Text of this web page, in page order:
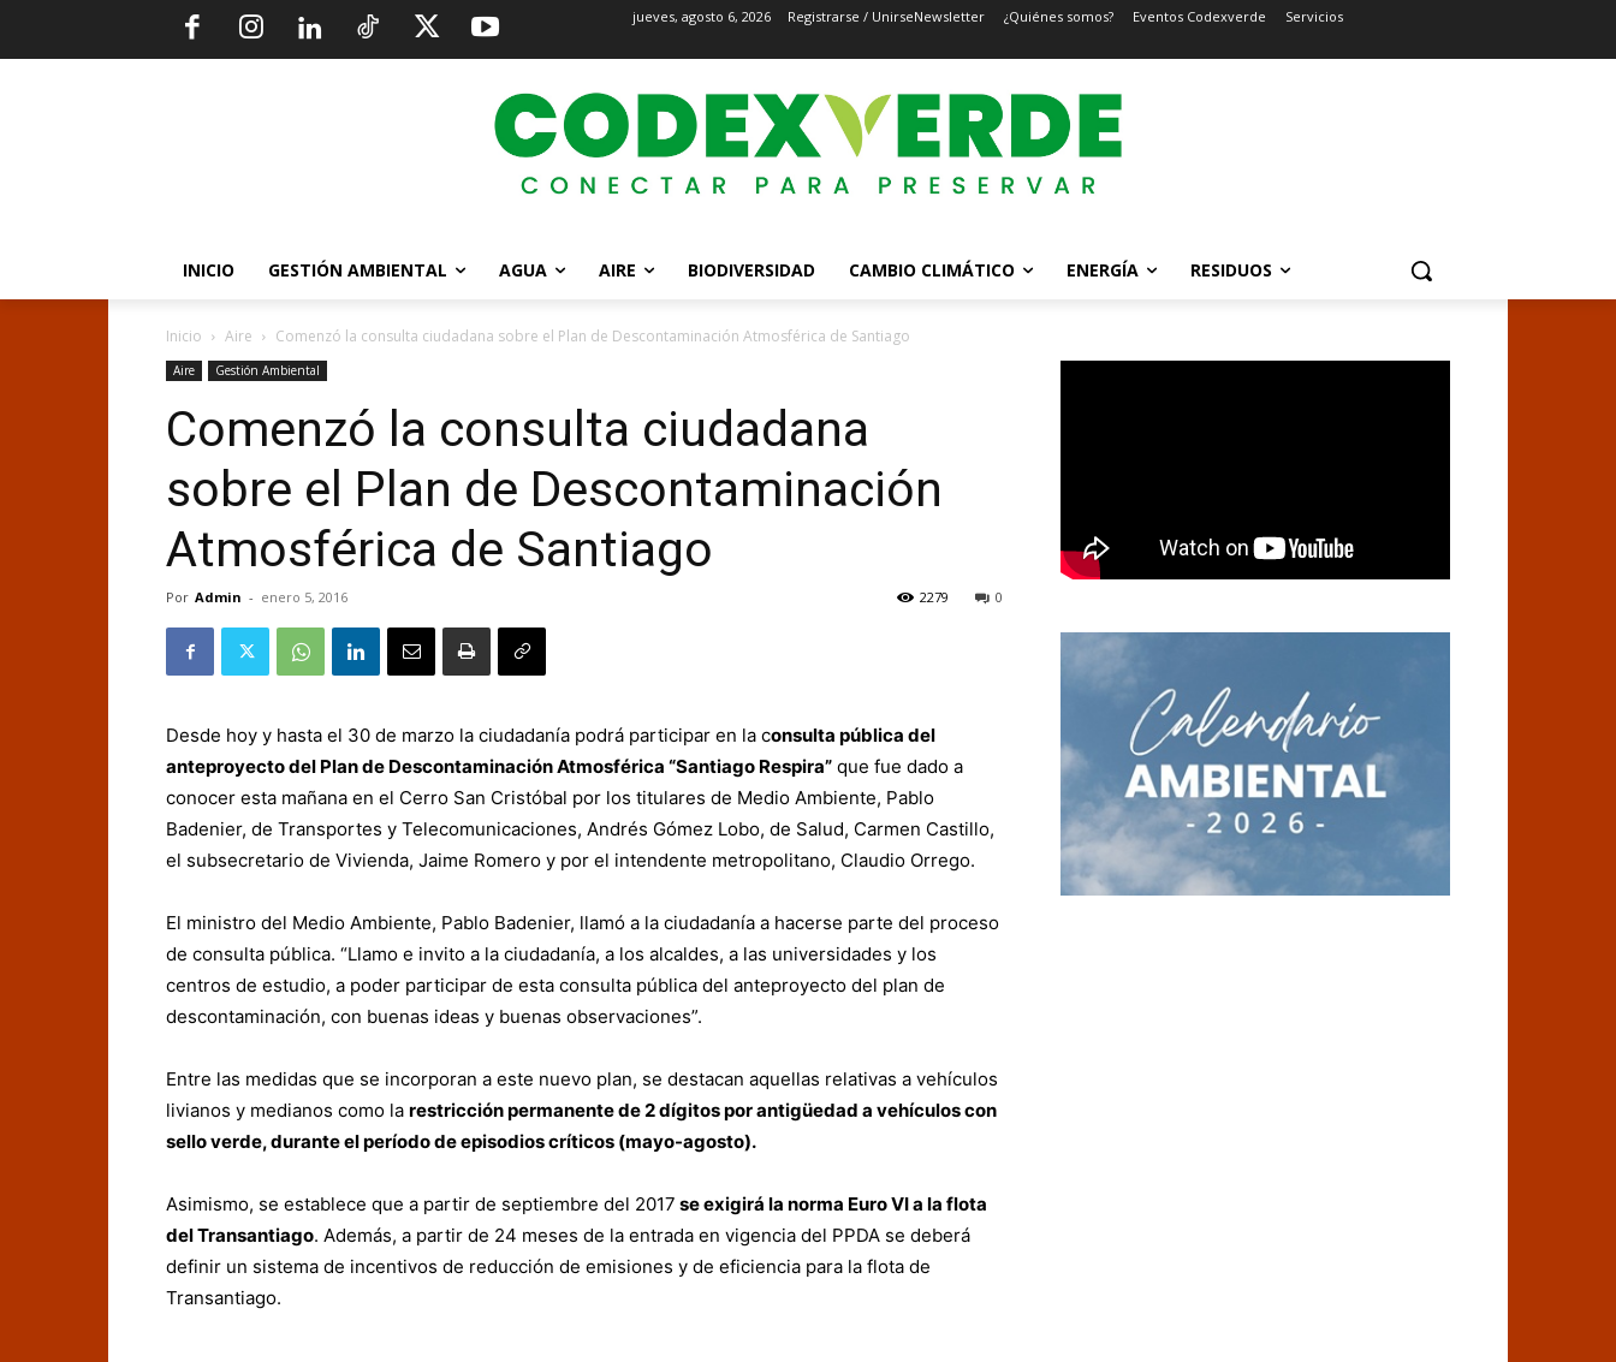
jueves, agosto 6, 2026 Registrarse / UnirseNewsletter ¿Quiénes somos? Eventos Codexverde Servicios
INICIO GESTIÓN AMBIENTAL AGUA AIRE BIODIVERSIDAD CAMBIO CLIMÁTICO ENERGÍA RESIDUOS
Inicio Aire Comenzó la consulta ciudadana sobre el Plan de Descontaminación Atmosférica de Santiago
Aire Gestión Ambiental
Comenzó la consulta ciudadana
sobre el Plan de Descontaminación
Atmosférica de Santiago
Por Admin - enero 5, 2016 0
2279
Desde hoy y hasta el 30 de marzo la ciudadanía podrá participar en la consulta pública del
anteproyecto del Plan de Descontaminación Atmosférica “Santiago Respira” que fue dado a
conocer esta mañana en el Cerro San Cristóbal por los titulares de Medio Ambiente, Pablo
Badenier, de Transportes y Telecomunicaciones, Andrés Gómez Lobo, de Salud, Carmen Castillo,
el subsecretario de Vivienda, Jaime Romero y por el intendente metropolitano, Claudio Orrego.
El ministro del Medio Ambiente, Pablo Badenier, llamó a la ciudadanía a hacerse parte del proceso
de consulta pública. “Llamo e invito a la ciudadanía, a los alcaldes, a las universidades y los
centros de estudio, a poder participar de esta consulta pública del anteproyecto del plan de
descontaminación, con buenas ideas y buenas observaciones”.
Entre las medidas que se incorporan a este nuevo plan, se destacan aquellas relativas a vehículos
livianos y medianos como la restricción permanente de 2 dígitos por antigüedad a vehículos con
sello verde, durante el período de episodios críticos (mayo-agosto).
Asimismo, se establece que a partir de septiembre del 2017 se exigirá la norma Euro VI a la flota
del Transantiago. Además, a partir de 24 meses de la entrada en vigencia del PPDA se deberá
definir un sistema de incentivos de reducción de emisiones y de eficiencia para la flota de
Transantiago.